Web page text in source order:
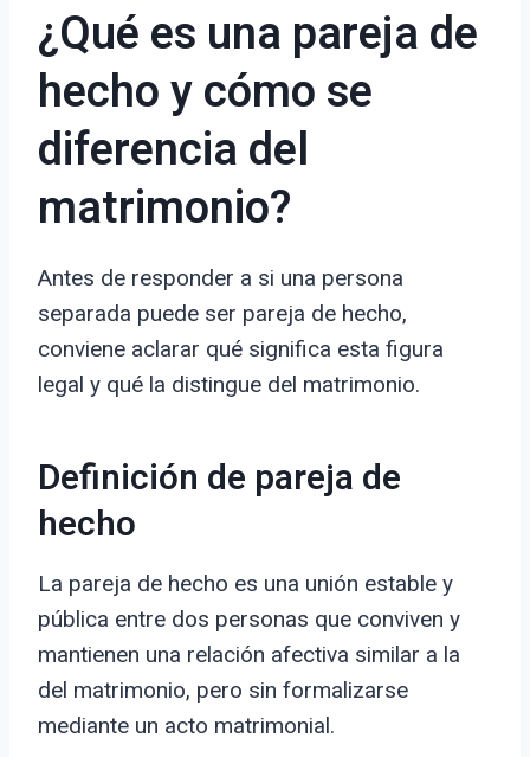
¿Qué es una pareja de
hecho y cómo se
diferencia del
matrimonio?
Antes de responder a si una persona
separada puede ser pareja de hecho,
conviene aclarar qué significa esta figura
legal y qué la distingue del matrimonio.
Definición de pareja de
hecho
La pareja de hecho es una unión estable y
pública entre dos personas que conviven y
mantienen una relación afectiva similar a la
del matrimonio, pero sin formalizarse
mediante un acto matrimonial.